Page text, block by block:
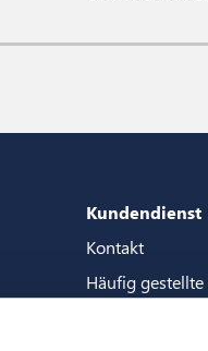
Kundendienst
Kontakt
Häufig gestellte